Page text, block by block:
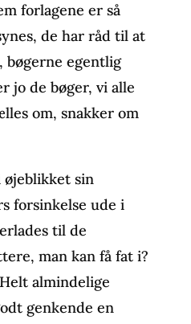
forlagene er så
de har råd til at
bøgerne egentlig
jo de bøger, vi alle
om, snakker om
øjeblikket sin
forsinkelse ude i
til de
man kan få fat i?
almindelige
genkende en